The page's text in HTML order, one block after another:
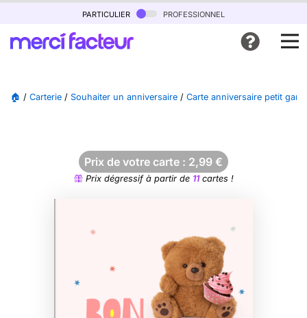
particulier professionnel
🏠 / Carterie / Souhaiter un anniversaire / Carte anniversaire petit
Prix de votre carte : 2,99 €
Prix dégressif à partir de 11cartes !